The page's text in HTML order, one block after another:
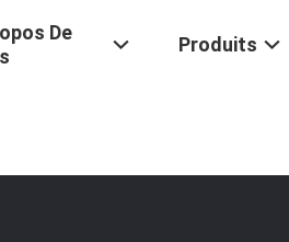
De
Produits
Digitale